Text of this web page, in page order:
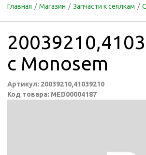
Главная / Магазин / Запчасти к сеялкам /
с Monosem
Артикул: 20039210,41039210
Код товара: MED00004187